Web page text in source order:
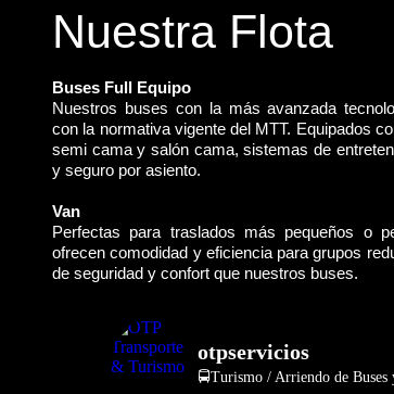
Nuestra Flota
Buses Full Equipo
Nuestros buses con la más avanzada
con la normativa vigente del MTT. Equipados
semi cama y salón cama, sistemas de
y seguro por asiento.
Van
Perfectas para traslados más pequeños o
ofrecen comodidad y eficiencia para grupos
de seguridad y confort que nuestros buses.
otpservicios
🚍Turismo / Arriendo de Buses